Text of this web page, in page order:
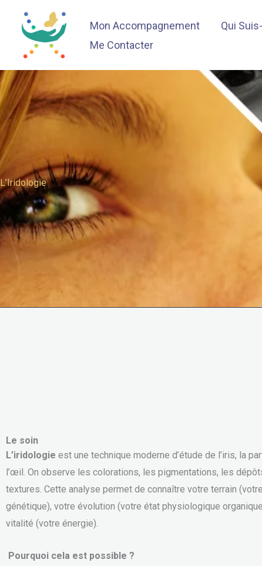
contenu
Mon Accompagnement Qui
Me Contacter
L’Iridologie
Le soin
L’iridologie est une technique moderne d’étude de l’iris, la
l’œil. On observe les colorations, les pigmentations, les
textures. Cette analyse permet de connaître votre terrain
génétique), votre évolution (votre état physiologique
vitalité (votre énergie).
Pourquoi cela est possible ?